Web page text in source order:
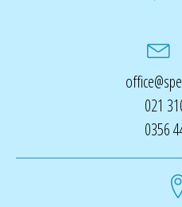
021
0356